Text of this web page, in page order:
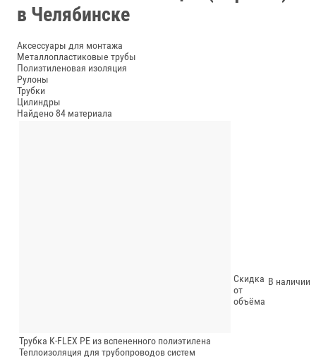
в Челябинске
Аксессуары для монтажа
Металлопластиковые трубы
Полиэтиленовая изоляция
Рулоны
Трубки
Цилиндры
Найдено 84 материала
Трубка K-FLEX PE из вспененного полиэтилена
Теплоизоляция для трубопроводов систем
Скидка
от
объёма
В наличии